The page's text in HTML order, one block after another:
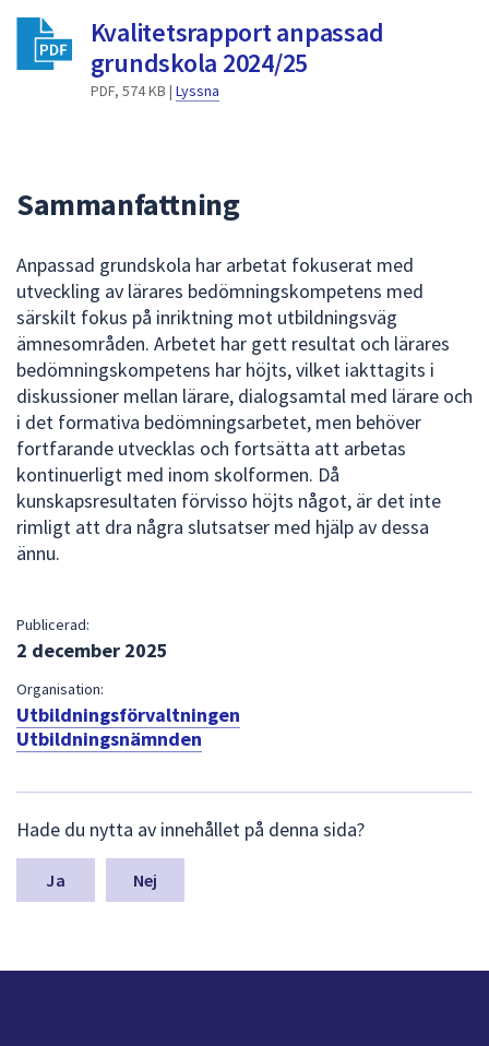
något
av
Kvalitetsrapport anpassad
grundskola 2024/25
PDF, 574 KB | Lyssna
Sammanfattning
Anpassad grundskola har arbetat fokuserat med
utveckling av lärares bedömningskompetens med
särskilt fokus på inriktning mot utbildningsväg
ämnesområden. Arbetet har gett resultat och lärares
bedömningskompetens har höjts, vilket iakttagits i
diskussioner mellan lärare, dialogsamtal med lärare och
i det formativa bedömningsarbetet, men behöver
fortfarande utvecklas och fortsätta att arbetas
kontinuerligt med inom skolformen. Då
kunskapsresultaten förvisso höjts något, är det inte
rimligt att dra några slutsatser med hjälp av dessa
ännu.
Publicerad:
2 december 2025
Organisation:
Utbildningsförvaltningen
Utbildningsnämnden
ä
m
a
n
Hade du nytta av innehållet på denna sida?
Nej